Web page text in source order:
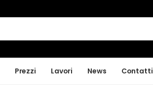
Prezzi Lavori News Contatti